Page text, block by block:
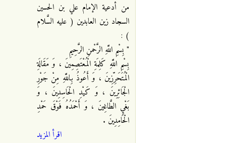
من أدعية الإمام علي بن الحسين
السجاد زين العابدين ( عليه السَّلام
) :
" بِسْمِ اللَّهِ الرَّحْمنِ الرَّحِيمِ
بِسْمِ اللَّهِ كَلِمَةِ الْمُعْتَصِمِينَ ، وَ مَقَالَةِ
الْمُتَحَرِّزِينَ ، وَ أَعُوذُ بِاللَّهِ مِنْ جَوْرِ
الْجَائِرِينَ ، وَ كَيْدِ الْحَاسِدِينَ ، وَ
بَغْيِ الطَّاغِينَ ، وَ أَحْمَدُهُ فَوْقَ حَمْدِ
الْحَامِدِينَ .
اقرأ المزيد